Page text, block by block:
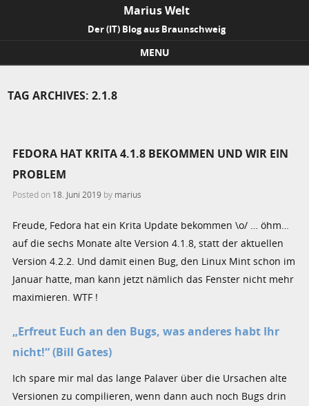
Marius Welt
Der (IT) Blog aus Braunschweig
MENU
TAG ARCHIVES:2.1.8
FEDORA HAT KRITA 4.1.8 BEKOMMEN UND WIR EIN
PROBLEM
Posted on 18. Juni 2019 by marius
Freude, Fedora hat ein Krita Update bekommen \o/ … öhm…
auf die sechs Monate alte Version 4.1.8, statt der aktuellen
Version 4.2.2. Und damit einen Bug, den Linux Mint schon im
Januar hatte, man kann jetzt nämlich das Fenster nicht mehr
maximieren. WTF !
„Erfreut Euch an den Bugs, was anderes habt Ihr
nicht!“ (Bill Gates)
Ich spare mir mal das lange Palaver über die Ursachen alte
Versionen zu compilieren, wenn dann auch noch Bugs drin